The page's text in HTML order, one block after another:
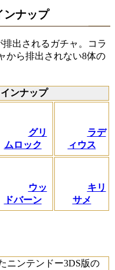
ンナップ
出されるガチャ。コラ
から排出されない8体の
ンナップ
グリ
ムロック
ラデ
ィウス
ウッ
ドバーン
キリ
サメ
ニンテンドー3DS版の